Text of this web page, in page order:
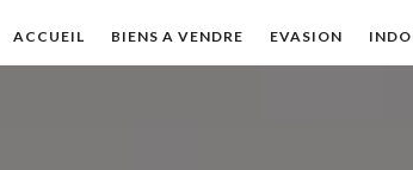
ACCUEIL BIENS A VENDRE EVASION